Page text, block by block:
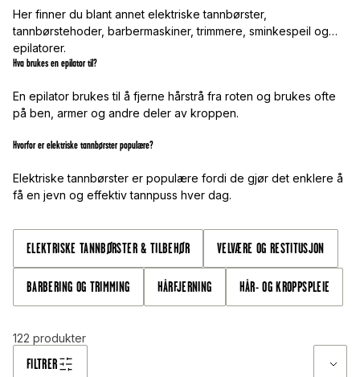
Her finner du blant annet elektriske tannbørster,
tannbørstehoder, barbermaskiner, trimmere, sminkespeil og
epilatorer.
Hva brukes en epilator til?
En epilator brukes til å fjerne hårstrå fra roten og brukes ofte
på ben, armer og andre deler av kroppen.
Hvorfor er elektriske tannbørster populære?
Elektriske tannbørster er populære fordi de gjør det enklere å
få en jevn og effektiv tannpuss hver dag.
ELEKTRISKE TANNBØRSTER & TILBEHØR VELVÆRE OG RESTITUSJON
BARBERING OG TRIMMING HÅRFJERNING HÅR- OG KROPPSPLEIE
FILTRER
122 produkter